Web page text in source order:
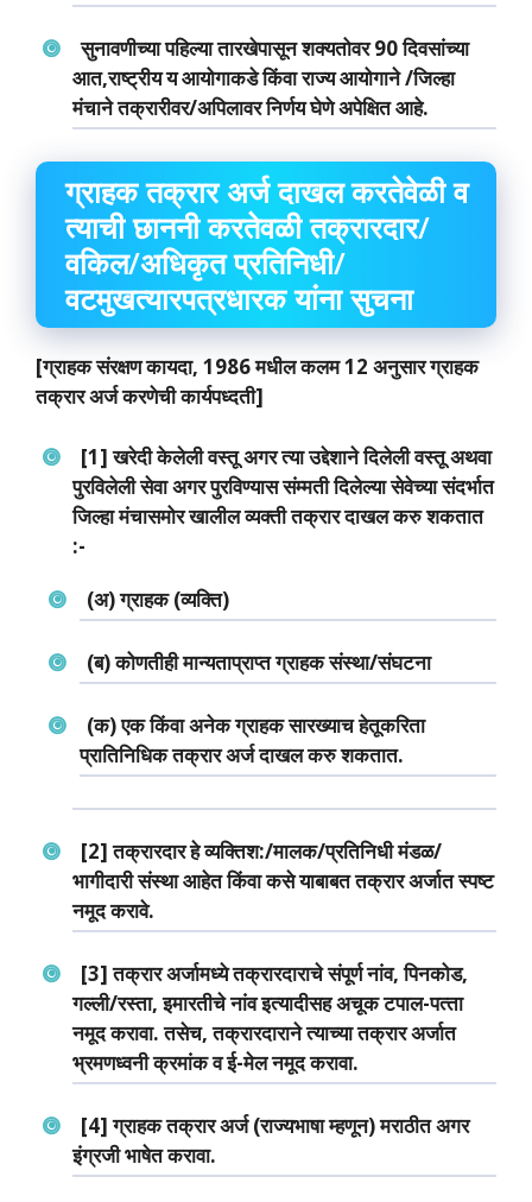
सुनावणीच्‍या पहिल्‍या तारखेपासून शक्‍यतोवर 90 दिवसांच्‍या
आत,राष्‍ट्रीय य आयोगाकडे किंवा राज्‍य आयोगाने /जिल्‍हा
मंचाने तक्रारीवर/अपिलावर निर्णय घेणे अपेक्षित आहे.
ग्राहक तक्रार अर्ज दाखल करतेवेळी व
त्‍याची छाननी करतेवळी तक्रारदार/
वकिल/अधिकृत प्रतिनिधी/
वटमुखत्‍यारपत्रधारक यांना सुचना
[ग्राहक संरक्षण कायदा, 1986 मधील कलम 12 अनुसार ग्राहक
तक्रार अर्ज करणेची कार्यपध्‍दती]
[1] खरेदी केलेली वस्‍तू अगर त्‍या उद्देशाने दिलेली वस्‍तू अथवा
पुरविलेली सेवा अगर पुरविण्‍यास संम्‍मती दिलेल्‍या सेवेच्‍या संदर्भात
जिल्‍हा मंचासमोर खालील व्‍यक्‍ती तक्रार दाखल करु शकतात
:-
(अ) ग्राहक (व्‍यक्ति)
(ब) कोणतीही मान्‍यताप्राप्‍त ग्राहक संस्‍था/संघटना
(क) एक किंवा अनेक ग्राहक सारख्‍याच हेतूकरिता
प्रातिनिधिक तक्रार अर्ज दाखल करु शकतात.
[2] तक्रारदार हे व्‍यक्तिश:/मालक/प्रतिनिधी मंडळ/
भागीदारी संस्‍था आहेत किंवा कसे याबाबत तक्रार अर्जात स्‍पष्‍ट
नमूद करावे.
[3] तक्रार अर्जामध्‍ये तक्रारदाराचे संपूर्ण नांव, पिनकोड,
गल्‍ली/रस्‍ता, इमारतीचे नांव इत्‍यादीसह अचूक टपाल-पत्‍ता
नमूद करावा. तसेच, तक्रारदाराने त्‍याच्‍या तक्रार अर्जात
भ्रमणध्‍वनी क्रमांक व ई-मेल नमूद करावा.
[4] ग्राहक तक्रार अर्ज (राज्‍यभाषा म्‍हणून) मराठीत अगर
इंग्रजी भाषेत करावा.